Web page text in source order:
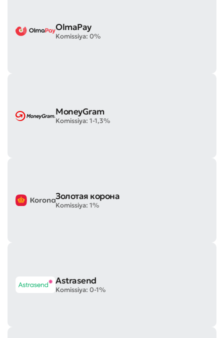
OlmaPay
Komissiya: 0%
MoneyGram
Komissiya: 1-1,3%
Золотая корона
Komissiya: 1%
Astrasend
Komissiya: 0-1%